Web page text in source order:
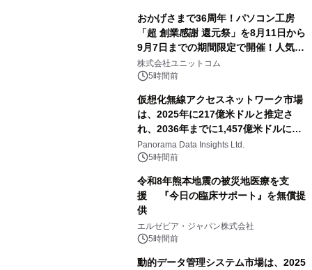
おかげさまで36周年！パソコン工房
「超 創業感謝 還元祭」を8月11日から
9月7日までの期間限定で開催！人気の
ゲーミングPCや高性能ノートPCなど
対象iiyama PCのご購入で最大3万円分
株式会社ユニットコム
5時間前
仮想化無線アクセスネットワーク市場
は、2025年に217億米ドルと推定さ
れ、2036年までに1,457億米ドルに達
すると予測されており、予測期間
（2026年～2036年）
Panorama Data Insights Ltd.
5時間前
令和8年熊本地震の被災地医療を支
援 『今日の臨床サポート』を無償提
供
エルゼビア・ジャパン株式会社
5時間前
動的データ管理システム市場は、2025